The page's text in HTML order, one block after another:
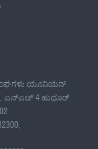
ಸಂಘಗಳು ಯೂನಿಯನ್
ಎನ್ಎಚ್ 4 ಹುಥೂರ್